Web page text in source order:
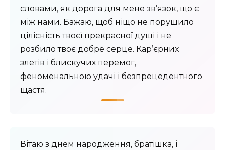
словами, як дорога для мене зв’язок, що є
між нами. Бажаю, щоб ніщо не порушило
цілісність твоєї прекрасної душі і не
розбило твоє добре серце. Кар’єрних
злетів і блискучих перемог,
феноменальною удачі і безпрецедентного
щастя.
Вітаю з днем народження, братішка, і